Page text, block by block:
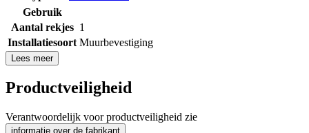
Gebruik
Aantal rekjes 1
Installatiesoort Muurbevestiging
Lees meer
Productveiligheid
Verantwoordelijk voor productveiligheid zie
informatie over de fabrikant